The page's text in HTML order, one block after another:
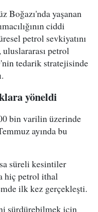
Boğazı'nda yaşanan
ciddi
petrol sevkiyatını
petrol
tedarik stratejisinde
yöneldi
bin varilin üzerinde
ayında bu
süreli kesintiler
hiç petrol ithal
ilk kez gerçekleşti.
sürdürebilmek için